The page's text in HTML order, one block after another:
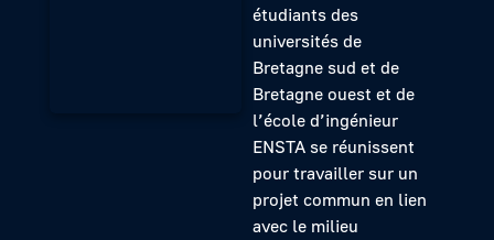
étudiants des
universités de
Bretagne sud et de
Bretagne ouest et de
l’école d’ingénieur
ENSTA se réunissent
pour travailler sur un
projet commun en lien
avec le milieu